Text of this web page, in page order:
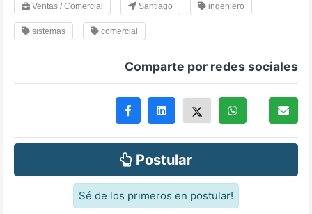
Ventas / Comercial Santiago ingeniero
sistemas comercial
Comparte por redes sociales
Postular
Sé de los primeros en postular!